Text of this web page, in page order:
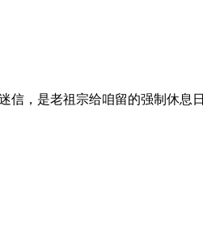
，是老祖宗给咱留的强制休